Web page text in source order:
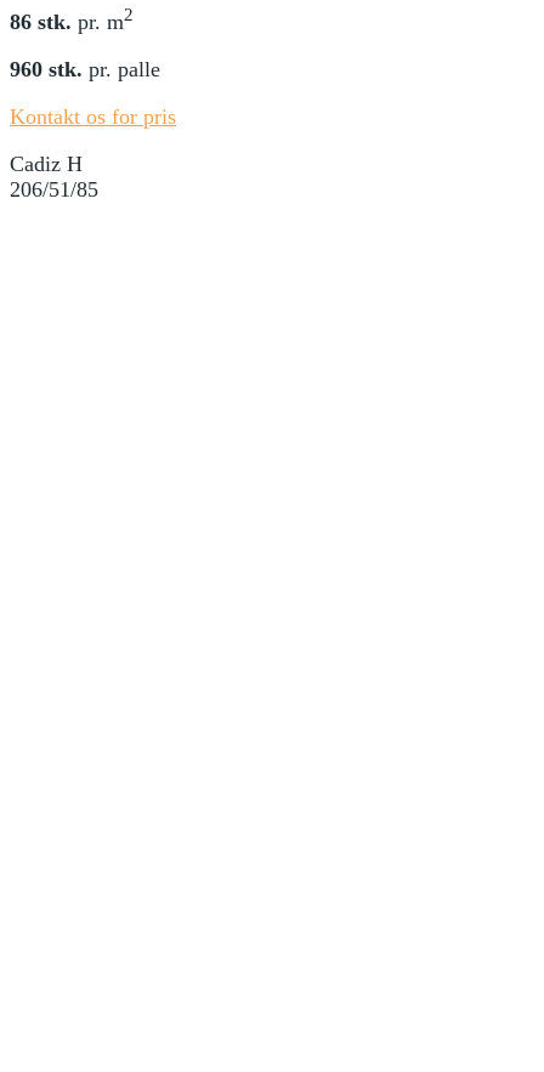
86 stk. pr. m2
960 stk. pr. palle
Kontakt os for pris
Cadiz H
206/51/85